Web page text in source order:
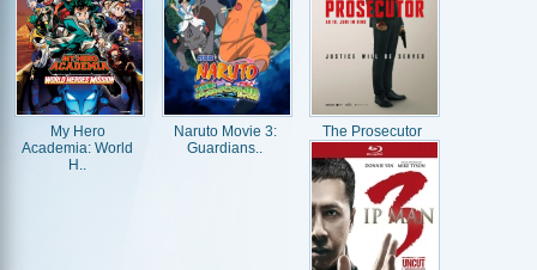
My Hero
Academia: World
H..
Naruto Movie 3:
Guardians..
The Prosecutor